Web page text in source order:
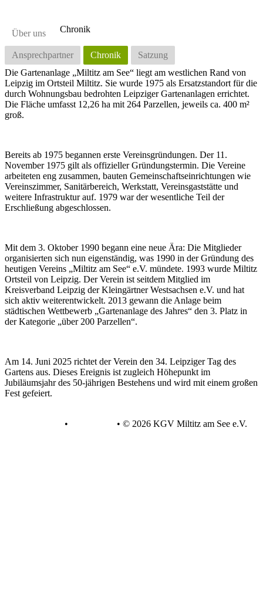
Über uns
Ansprechpartner Chronik Satzung
Chronik
Die Gartenanlage „Miltitz am See“ liegt am westlichen Rand von
Leipzig im Ortsteil Miltitz. Sie wurde 1975 als Ersatzstandort für die
durch Wohnungsbau bedrohten Leipziger Gartenanlagen errichtet.
Die Fläche umfasst 12,26 ha mit 264 Parzellen, jeweils ca. 400 m²
groß.
Bereits ab 1975 begannen erste Vereinsgründungen. Der 11.
November 1975 gilt als offizieller Gründungstermin. Die Vereine
arbeiteten eng zusammen, bauten Gemeinschaftseinrichtungen wie
Vereinszimmer, Sanitärbereich, Werkstatt, Vereinsgaststätte und
weitere Infrastruktur auf. 1979 war der wesentliche Teil der
Erschließung abgeschlossen.
Mit dem 3. Oktober 1990 begann eine neue Ära: Die Mitglieder
organisierten sich nun eigenständig, was 1990 in der Gründung des
heutigen Vereins „Miltitz am See“ e.V. mündete. 1993 wurde Miltitz
Ortsteil von Leipzig. Der Verein ist seitdem Mitglied im
Kreisverband Leipzig der Kleingärtner Westsachsen e.V. und hat
sich aktiv weiterentwickelt. 2013 gewann die Anlage beim
städtischen Wettbewerb „Gartenanlage des Jahres“ den 3. Platz in
der Kategorie „über 200 Parzellen“.
Am 14. Juni 2025 richtet der Verein den 34. Leipziger Tag des
Gartens aus. Dieses Ereignis ist zugleich Höhepunkt im
Jubiläumsjahr des 50-jährigen Bestehens und wird mit einem großen
Fest gefeiert.
• • © 2026 KGV Miltitz am See e.V.